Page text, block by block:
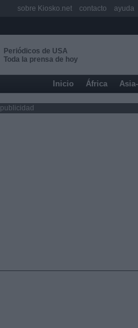
Periódicos de USA
Toda la prensa de hoy
Inicio África
publicidad
sobre Kiosko.net contacto ayuda